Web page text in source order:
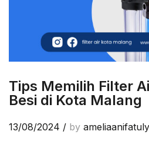
Tips Memilih Filter
Besi di Kota Malang
13/08/2024 / by